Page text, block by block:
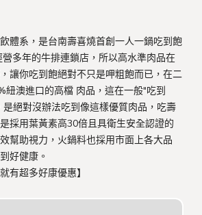
體系，是台南壽喜燒首創一人一鍋吃到飽
多年的牛排連鎖店，所以高水準肉品在
讓你吃到飽絕對不只是呷粗飽而已，在二
紐澳進口的高檔 肉品，這在一般"吃到
絕對沒辦法吃到像這樣優質肉品，吃壽
採用葉黃素高30倍且具衛生安全認證的
幫助視力，火鍋料也採用市面上各大品
好健康。
有超多好康優惠】